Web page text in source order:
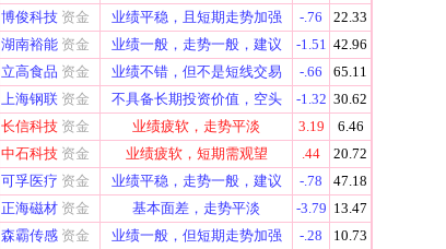
博俊科技 资金 业绩平稳，且短期走势加强 -.76
22.33
湖南裕能 资金 业绩一般，走势一般，建议 -1.51 42.96
立高食品 资金 业绩不错，但不是短线交易 -.66
65.11
上海钢联 资金 不具备长期投资价值，空头 -1.32 30.62
长信科技 资金 业绩疲软，走势平淡 3.19
6.46
中石科技 资金 业绩疲软，短期需观望 .44
20.72
可孚医疗 资金 业绩平稳，走势一般，建议 -.78
47.18
正海磁材 资金 基本面差，走势平淡 -3.79 13.47
森霸传感 资金 业绩一般，但短期走势加强 -.28 10.73